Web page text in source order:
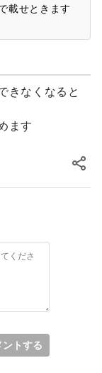
載せときます
きなくなると
ます
ントする